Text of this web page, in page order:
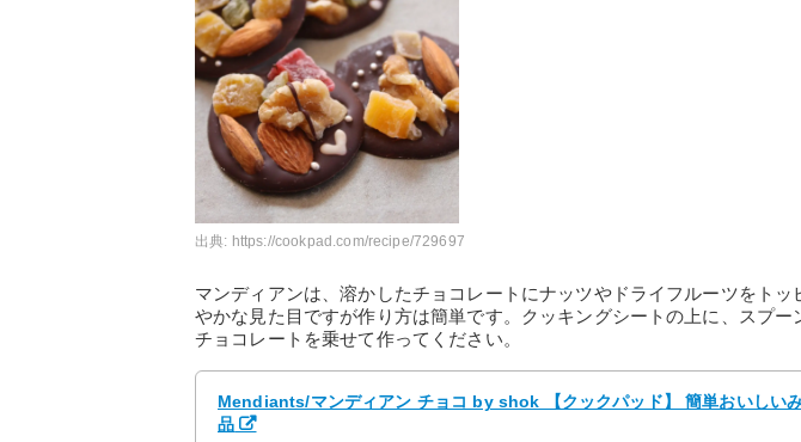
出典: https://cookpad.com/recipe/729697
マンディアンは、溶かしたチョコレートにナッツやドライフルーツをト
やかな見た目ですが作り方は簡単です。クッキングシートの上に、スプー
チョコレートを乗せて作ってください。
Mendiants/マンディアン チョコ by shok 【クックパッド】 簡単おいしい
品